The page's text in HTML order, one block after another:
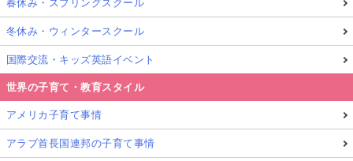
春休み・スプリングスクール
冬休み・ウィンタースクール
国際交流・キッズ英語イベント
世界の子育て・教育スタイル
アメリカ子育て事情
アラブ首長国連邦の子育て事情